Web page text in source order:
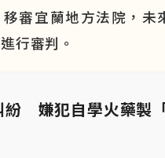
審宜蘭地方法院，未
行審判。
紛 嫌犯自學火藥製